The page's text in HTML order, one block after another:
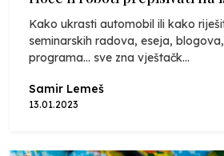
Kako ukrasti automobil ili kako
seminarskih radova, eseja,
programa... sve zna vještačk...
Samir Lemeš
13.01.2023